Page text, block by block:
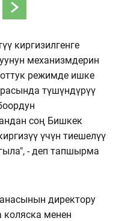
киргизилгенге
механизмдерин
режимде ишке
түшүндүрүү
соң Бишкек
үчүн тиешелүү
- деп тапшырма
директору
менен